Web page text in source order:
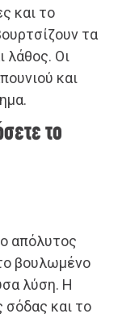
και το
τα
λάθος. Οι
και
το
ο απόλυτος
βουλωμένο
λύση. Η
σόδας και το